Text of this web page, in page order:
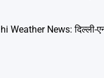
Weather News: दिल्ली-